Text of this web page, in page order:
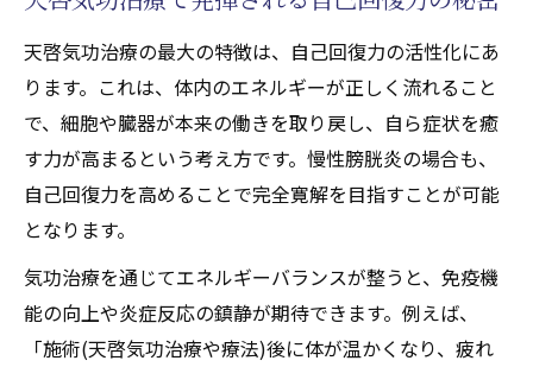
天啓気功治療の最大の特徴は、自己回復力の活性化にあ
ります。これは、体内のエネルギーが正しく流れること
で、細胞や臓器が本来の働きを取り戻し、自ら症状を癒
す力が高まるという考え方です。慢性膀胱炎の場合も、
自己回復力を高めることで完全寛解を目指すことが可能
となります。
気功治療を通じてエネルギーバランスが整うと、免疫機
能の向上や炎症反応の鎮静が期待できます。例えば、
「施術(天啓気功治療や療法)後に体が温かくなり、疲れ